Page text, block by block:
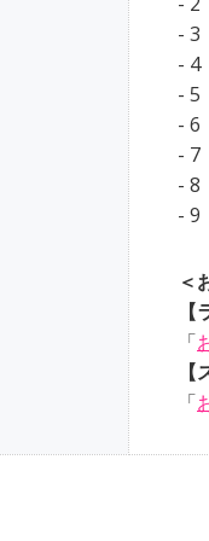
- 3
-
- 5
- 6
- 7
- 8
- 9
＜
「
「